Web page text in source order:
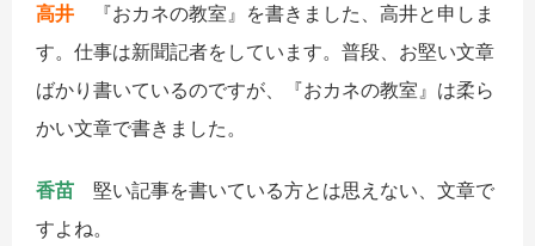
高井
『おカネの教室』を書きました、高井と申しま
す。仕事は新聞記者をしています。普段、お堅い文章
ばかり書いているのですが、『おカネの教室』は柔ら
かい文章で書きました。
香苗 堅い記事を書いている方とは思えない、文章で
すよね。